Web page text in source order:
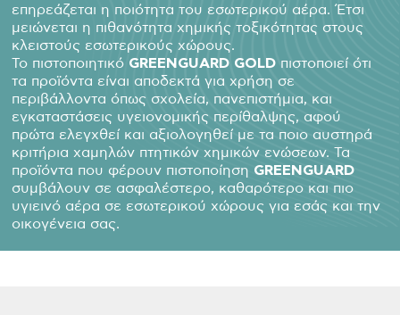
επηρεάζεται η ποιότητα του εσωτερικού αέρα. Έτσι
μειώνεται η πιθανότητα χημικής τοξικότητας στους
κλειστούς εσωτερικούς χώρους.
Το πιστοποιητικό GREENGUARD GOLD πιστοποιεί ότι
τα προϊόντα είναι αποδεκτά για χρήση σε
περιβάλλοντα όπως σχολεία, πανεπιστήμια, και
εγκαταστάσεις υγειονομικής περίθαλψης, αφού
πρώτα ελεγχθεί και αξιολογηθεί με τα ποιο αυστηρά
κριτήρια χαμηλών πτητικών χημικών ενώσεων. Τα
προϊόντα που φέρουν πιστοποίηση GREENGUARD
συμβάλουν σε ασφαλέστερο, καθαρότερο και πιο
υγιεινό αέρα σε εσωτερικού χώρους για εσάς και την
οικογένεια σας.